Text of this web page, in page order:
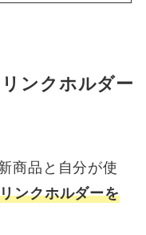
ンクホルダー
商品と自分が使
ンクホルダーを